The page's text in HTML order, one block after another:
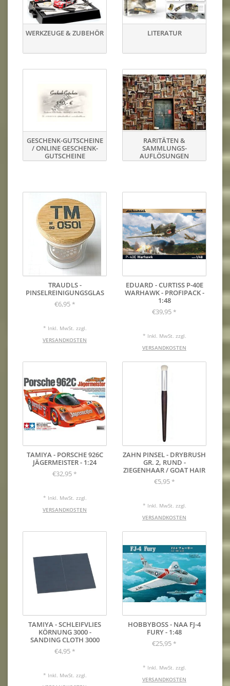
WERKZEUGE & ZUBEHÖR LITERATUR
GESCHENK-GUTSCHEINE
/ ONLINE GESCHENK-
GUTSCHEINE
RARITÄTEN &
SAMMLUNGS-
AUFLÖSUNGEN
TRAUDLS -
PINSELREINIGUNGSGLAS
€6,95 *
* Inkl. MwSt. zzgl.
VERSANDKOSTEN
EDUARD - CURTISS P-40E
WARHAWK - PROFIPACK -
1:48
€39,95 *
* Inkl. MwSt. zzgl.
VERSANDKOSTEN
TAMIYA - PORSCHE 926C
JÄGERMEISTER - 1:24
€32,95 *
* Inkl. MwSt. zzgl.
VERSANDKOSTEN
ZAHN PINSEL - DRYBRUSH
GR. 2, RUND -
ZIEGENHAAR / GOAT HAIR
€5,95 *
* Inkl. MwSt. zzgl.
VERSANDKOSTEN
TAMIYA - SCHLEIFVLIES
KÖRNUNG 3000 -
SANDING CLOTH 3000
€4,95 *
* Inkl. MwSt. zzgl.
HOBBYBOSS - NAA FJ-4
FURY - 1:48
€25,95 *
* Inkl. MwSt. zzgl.
VERSANDKOSTEN